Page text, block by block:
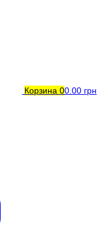
Корзина 00.00 грн